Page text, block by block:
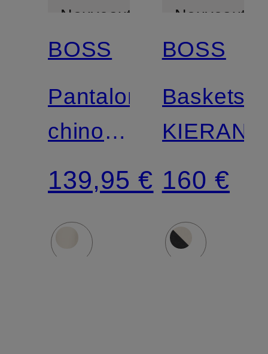
Nouveautés
BOSS
Pantalon
chino
KAITON
coupe
slim
139,95 €
Nouveautés
BOSS
Baskets
KIERAN
160 €